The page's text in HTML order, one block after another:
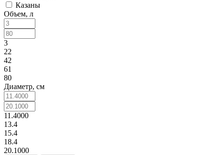
Казаны
Объем, л
3
22
42
61
80
Диаметр, см
11.4000
13.4
15.4
18.4
20.1000